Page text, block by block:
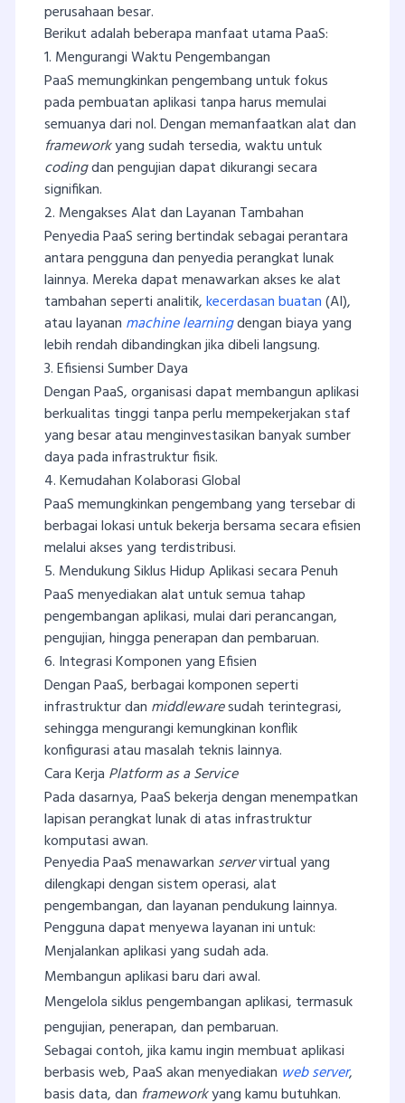
perusahaan besar.
Berikut adalah beberapa manfaat utama PaaS:
1. Mengurangi Waktu Pengembangan
PaaS memungkinkan pengembang untuk fokus
pada pembuatan aplikasi tanpa harus memulai
semuanya dari nol. Dengan memanfaatkan alat dan
frameworkyang sudah tersedia, waktu untuk
codingdan pengujian dapat dikurangi secara
signifikan.
2. Mengakses Alat dan Layanan Tambahan
Penyedia PaaS sering bertindak sebagai perantara
antara pengguna dan penyedia perangkat lunak
lainnya. Mereka dapat menawarkan akses ke alat
tambahan seperti analitik,kecerdasan buatan(AI),
atau layanan machine learningdengan biaya yang
lebih rendah dibandingkan jika dibeli langsung.
3. Efisiensi Sumber Daya
Dengan PaaS, organisasi dapat membangun aplikasi
berkualitas tinggi tanpa perlu mempekerjakan staf
yang besar atau menginvestasikan banyak sumber
daya pada infrastruktur fisik.
4. Kemudahan Kolaborasi Global
PaaS memungkinkan pengembang yang tersebar di
berbagai lokasi untuk bekerja bersama secara efisien
melalui akses yang terdistribusi.
5. Mendukung Siklus Hidup Aplikasi secara Penuh
PaaS menyediakan alat untuk semua tahap
pengembangan aplikasi, mulai dari perancangan,
pengujian, hingga penerapan dan pembaruan.
6. Integrasi Komponen yang Efisien
Dengan PaaS, berbagai komponen seperti
infrastruktur dan middlewaresudah terintegrasi,
sehingga mengurangi kemungkinan konflik
konfigurasi atau masalah teknis lainnya.
Cara Kerja Platform as a Service
Pada dasarnya, PaaS bekerja dengan menempatkan
lapisan perangkat lunak di atas infrastruktur
komputasi awan.
Penyedia PaaS menawarkan servervirtual yang
dilengkapi dengan sistem operasi, alat
pengembangan, dan layanan pendukung lainnya.
Pengguna dapat menyewa layanan ini untuk:
Menjalankan aplikasi yang sudah ada.
Membangun aplikasi baru dari awal.
Mengelola siklus pengembangan aplikasi, termasuk
pengujian, penerapan, dan pembaruan.
Sebagai contoh, jika kamu ingin membuat aplikasi
berbasis web, PaaS akan menyediakan web server,
basis data, dan frameworkyang kamu butuhkan.